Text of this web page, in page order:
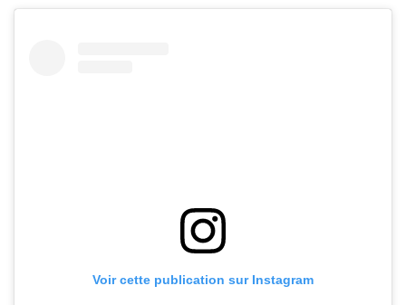
Voir cette publication sur Instagram